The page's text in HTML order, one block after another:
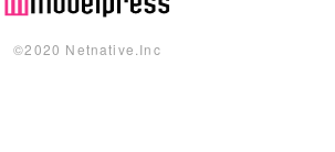
©︎2020 Netnative.Inc